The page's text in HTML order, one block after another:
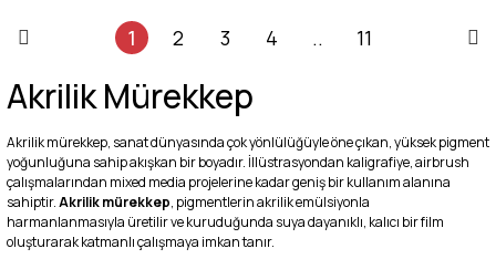
1 2 3 4 .. 11
Akrilik Mürekkep
Akrilik mürekkep, sanat dünyasında çok yönlülüğüyle öne çıkan, yüksek pigment
yoğunluğuna sahip akışkan bir boyadır. İllüstrasyondan kaligrafiye, airbrush
çalışmalarından mixed media projelerine kadar geniş bir kullanım alanına
sahiptir.Akrilik mürekkep, pigmentlerin akrilik emülsiyonla
harmanlanmasıyla üretilir ve kuruduğunda suya dayanıklı, kalıcı bir film
oluşturarak katmanlı çalışmaya imkan tanır.